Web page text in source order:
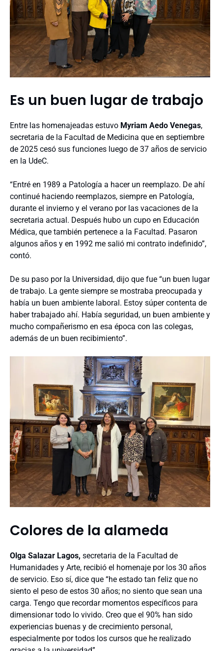
Es un buen lugar de trabajo
Entre las homenajeadas estuvo Myriam Aedo Venegas,
secretaria de la Facultad de Medicina que en septiembre
de 2025 cesó sus funciones luego de 37 años de servicio
en la UdeC.
“Entré en 1989 a Patología a hacer un reemplazo. De ahí
continué haciendo reemplazos, siempre en Patología,
durante el invierno y el verano por las vacaciones de la
secretaria actual. Después hubo un cupo en Educación
Médica, que también pertenece a la Facultad. Pasaron
algunos años y en 1992 me salió mi contrato indefinido”,
contó.
De su paso por la Universidad, dijo que fue “un buen lugar
de trabajo. La gente siempre se mostraba preocupada y
había un buen ambiente laboral. Estoy súper contenta de
haber trabajado ahí. Había seguridad, un buen ambiente y
mucho compañerismo en esa época con las colegas,
además de un buen recibimiento”.
Colores de la alameda
Olga Salazar Lagos, secretaria de la Facultad de
Humanidades y Arte, recibió el homenaje por los 30 años
de servicio. Eso sí, dice que “he estado tan feliz que no
siento el peso de estos 30 años; no siento que sean una
carga. Tengo que recordar momentos específicos para
dimensionar todo lo vivido. Creo que el 90% han sido
experiencias buenas y de crecimiento personal,
especialmente por todos los cursos que he realizado